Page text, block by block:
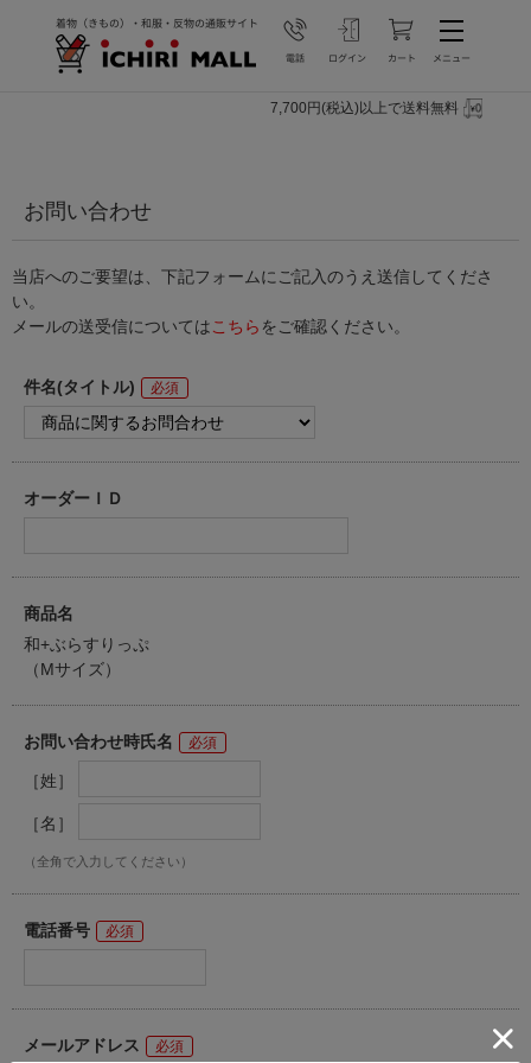
7,700円(税込)以上で送料無料
お問い合わせ
当店へのご要望は、下記フォームにご記入のうえ送信してくださ
い。
メールの送受信については こちら をご確認ください。
件名(タイトル)
オーダーＩＤ
商品名
和+ぶらすりっぷ
（Mサイズ）
お問い合わせ時氏名
［姓］
［名］
（全角で入力してください）
電話番号
メールアドレス